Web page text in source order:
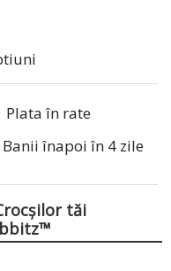
Plata în rate
Banii înapoi în 4 zile
tăi